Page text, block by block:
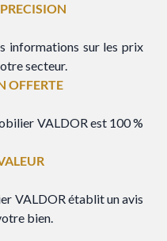
informations sur les prix
secteur.
OFFERTE
VALDOR est 100 %
VALDOR établit un avis
bien.